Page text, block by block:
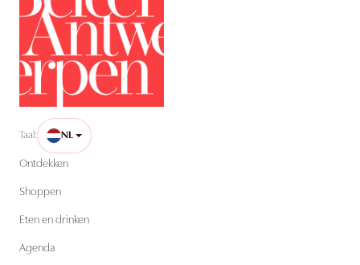
Taal: NL
Ontdekken
Shoppen
Eten en drinken
Agenda